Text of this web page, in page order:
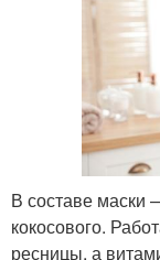
В составе маски
кокосового.
ресницы, а